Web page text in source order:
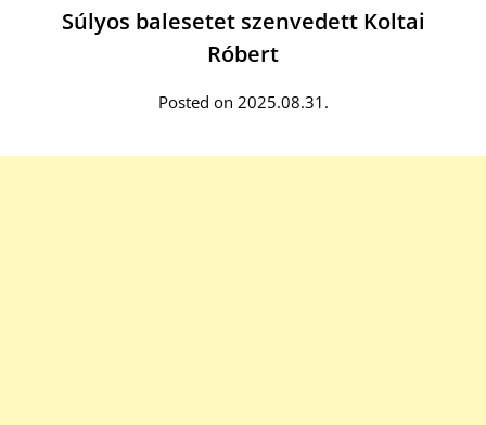
Súlyos balesetet szenvedett Koltai
Róbert
Posted on 2025.08.31.